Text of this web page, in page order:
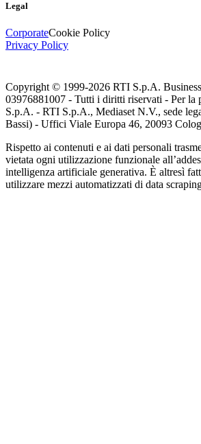
Legal
CorporateCookie Policy
Privacy Policy
Copyright © 1999-2026 RTI S.p.A.
03976881007 - Tutti i diritti riservati - Per la
S.p.A. - RTI S.p.A., Mediaset N.V., sede
Bassi) - Uffici Viale Europa 46, 20093
Rispetto ai contenuti e ai dati personali
vietata ogni utilizzazione funzionale
intelligenza artificiale generativa. È altresì
utilizzare mezzi automatizzati di data